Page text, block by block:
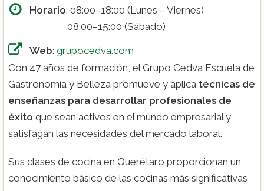
Horario: 08:00–18:00 (Lunes – Viernes)
08:00–15:00 (Sábado)
Web: grupocedva.com
Con 47 años de formación, el Grupo Cedva Escuela de
Gastronomía y Belleza promueve y aplica técnicas de
enseñanzas para desarrollar profesionales de
éxito que sean activos en el mundo empresarial y
satisfagan las necesidades del mercado laboral.
Sus clases de cocina en Querétaro proporcionan un
conocimiento básico de las cocinas más significativas